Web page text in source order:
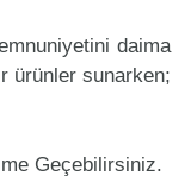
daima
ürünler sunarken;
Geçebilirsiniz.